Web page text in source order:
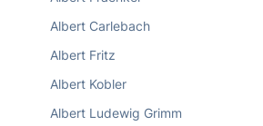
Albert Carlebach
Albert Fritz
Albert Kobler
Albert Ludewig Grimm